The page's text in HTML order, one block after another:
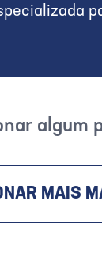
algum
MAIS